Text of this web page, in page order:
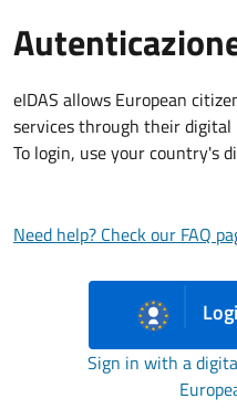
eIDAS allows European
services through their
To login, use your country's
Need help? Check our FAQ
Sign in with a